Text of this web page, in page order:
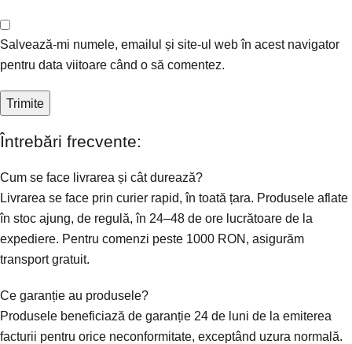
Salvează-mi numele, emailul și site-ul web în acest navigator
pentru data viitoare când o să comentez.
Întrebări frecvente:
Cum se face livrarea și cât durează?
Livrarea se face prin curier rapid, în toată țara. Produsele aflate
în stoc ajung, de regulă, în 24–48 de ore lucrătoare de la
expediere. Pentru comenzi peste 1000 RON, asigurăm
transport gratuit.
Ce garanție au produsele?
Produsele beneficiază de garanție 24 de luni de la emiterea
facturii pentru orice neconformitate, exceptând uzura normală.